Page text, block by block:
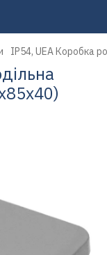
IP54, UEA Коробка